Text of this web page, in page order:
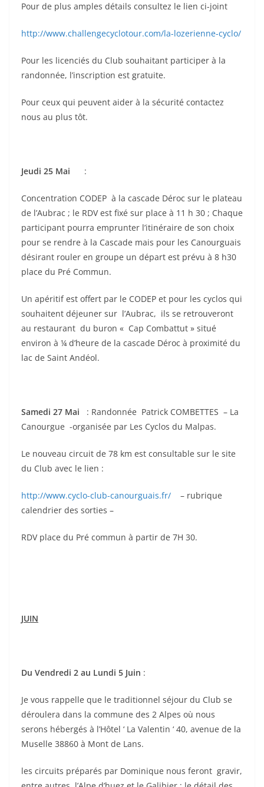
Pour de plus amples détails consultez le lien ci-joint
http://www.challengecyclotour.com/la-lozerienne-cyclo/
Pour les licenciés du Club souhaitant participer à la
randonnée, l’inscription est gratuite.
Pour ceux qui peuvent aider à la sécurité contactez
nous au plus tôt.
Jeudi 25 Mai :
Concentration CODEP à la cascade Déroc sur le plateau
de l’Aubrac ; le RDV est fixé sur place à 11 h 30 ; Chaque
participant pourra emprunter l’itinéraire de son choix
pour se rendre à la Cascade mais pour les Canourguais
désirant rouler en groupe un départ est prévu à 8 h30
place du Pré Commun.
Un apéritif est offert par le CODEP et pour les cyclos qui
souhaitent déjeuner sur l’Aubrac, ils se retrouveront
au restaurant du buron « Cap Combattut » situé
environ à ¼ d’heure de la cascade Déroc à proximité du
lac de Saint Andéol.
Samedi 27 Mai : Randonnée Patrick COMBETTES – La
Canourgue -organisée par Les Cyclos du Malpas.
Le nouveau circuit de 78 km est consultable sur le site
du Club avec le lien :
http://www.cyclo-club-canourguais.fr/ – rubrique
calendrier des sorties –
RDV place du Pré commun à partir de 7H 30.
JUIN
Du Vendredi 2 au Lundi 5 Juin :
Je vous rappelle que le traditionnel séjour du Club se
déroulera dans la commune des 2 Alpes où nous
serons hébergés à l’Hôtel ‘ La Valentin ‘ 40, avenue de la
Muselle 38860 à Mont de Lans.
les circuits préparés par Dominique nous feront gravir,